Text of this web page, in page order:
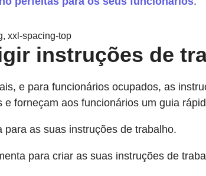
xxl-spacing-top
instruções de
e para funcionários ocupados, as
e forneçam aos funcionários um guia
para as suas instruções de trabalho.
para criar as suas instruções de